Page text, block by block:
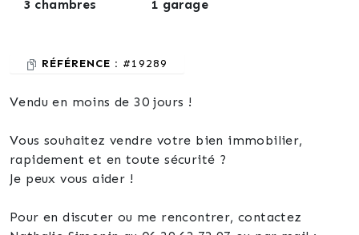
3 chambres 1 garage
RÉFÉRENCE : #19289
Vendu en moins de 30 jours !
Vous souhaitez vendre votre bien immobilier,
rapidement et en toute sécurité ?
Je peux vous aider !
Pour en discuter ou me rencontrer, contactez